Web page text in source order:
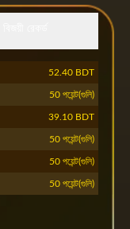
35.00 BDT
50 পয়েন্ট(গুলি)
52.40 BDT
50 পয়েন্ট(গুলি)
39.10 BDT
50 পয়েন্ট(গুলি)
50 পয়েন্ট(গুলি)
50 পয়েন্ট(গুলি)